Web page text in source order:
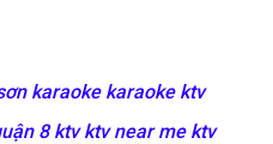
karaoke karaoke ktv
8 ktv ktv near me ktv